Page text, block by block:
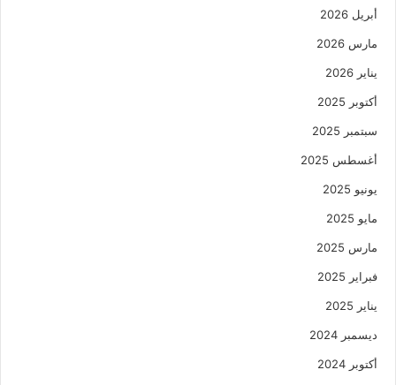
أبريل 2026
مارس 2026
يناير 2026
أكتوبر 2025
سبتمبر 2025
أغسطس 2025
يونيو 2025
مايو 2025
مارس 2025
فبراير 2025
يناير 2025
ديسمبر 2024
أكتوبر 2024